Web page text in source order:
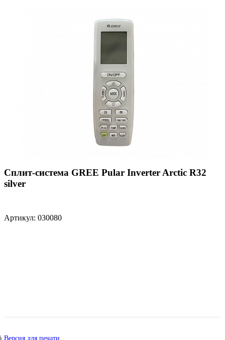
Сплит-система GREE Pular Inverter Arctic R32
silver
Артикул: 030080
Версия для печати